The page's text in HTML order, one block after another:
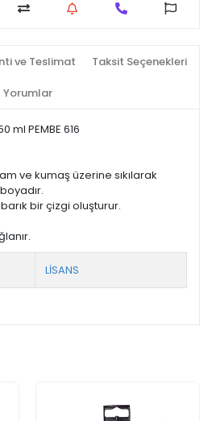
ve Teslimat Taksit Seçenekleri
Yorumlar
ml PEMBE 616
ve kumaş üzerine sıkılarak
bir çizgi oluşturur.
LİSANS